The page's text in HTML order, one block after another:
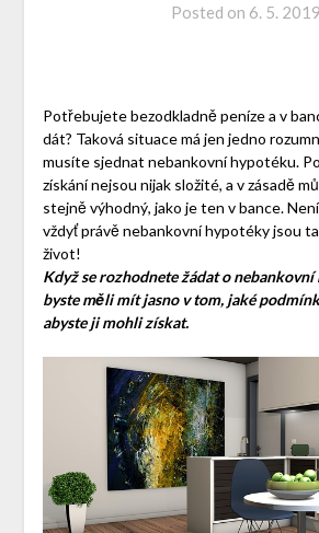
Posted on 6. 5. 2019
Potřebujete bezodkladně peníze a v
dát? Taková situace má jen jedno
musíte sjednat nebankovní hypotéku.
získání nejsou nijak složité, a v zásadě
stejně výhodný, jako je ten v bance.
vždyť právě nebankovní hypotéky jsou
život!
Když se rozhodnete žádat o
byste měli mít jasno v tom, jaké
abyste ji mohli získat.